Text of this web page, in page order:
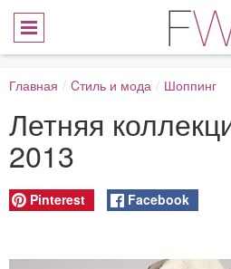
Главная / Cтиль и мода / Шоппинг
Летняя
2013
Pinterest Facebook